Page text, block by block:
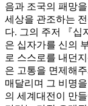
음과 조국의 패망
세상을 관조하는
다. 그의 주저 『십
은 십자가를 신의
로 스스로를 내던
은 고통을 면제해
매달리며 그 비명
의 세계대전이 만